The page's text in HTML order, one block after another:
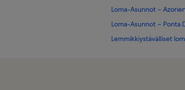
Loma-Asunnot −
Loma-Asunnot − Ponta
Lemmikkiystävälliset